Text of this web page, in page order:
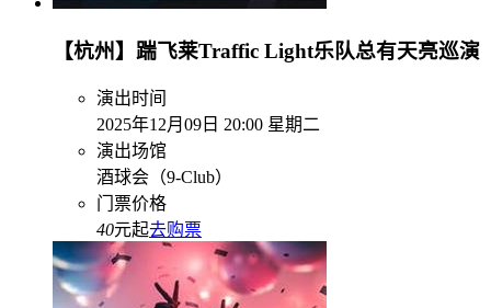
【杭州】踹飞莱Traffic Light乐队总有天亮巡演
演出时间
2025年12月09日 20:00 星期二
演出场馆
酒球会（9-Club）
门票价格
40元起去购票